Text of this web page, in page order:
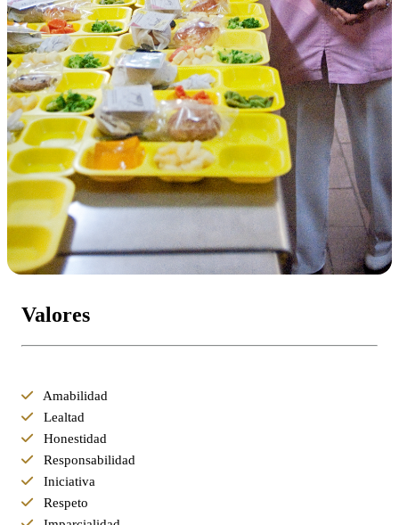
Valores
Amabilidad
Lealtad
Honestidad
Responsabilidad
Iniciativa
Respeto